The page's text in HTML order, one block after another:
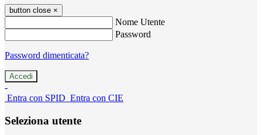
button close ×
Nome Utente
Password
Password dimenticata?
-
Entra con SPID Entra con CIE
Seleziona utente